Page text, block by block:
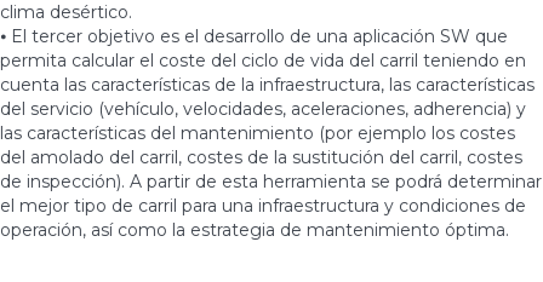
clima desértico.
⦁ El tercer objetivo es el desarrollo de una aplicación SW que
permita calcular el coste del ciclo de vida del carril teniendo en
cuenta las características de la infraestructura, las características
del servicio (vehículo, velocidades, aceleraciones, adherencia) y
las características del mantenimiento (por ejemplo los costes
del amolado del carril, costes de la sustitución del carril, costes
de inspección). A partir de esta herramienta se podrá determinar
el mejor tipo de carril para una infraestructura y condiciones de
operación, así como la estrategia de mantenimiento óptima.